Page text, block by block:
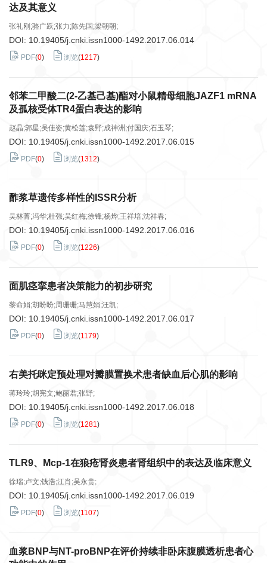
达及其意义
张礼刚;骆广跃;张力;陈先国;梁朝朝;
DOI: 10.19405/j.cnki.issn1000-1492.2017.06.014
PDF(0) 浏览(1217)
邻苯二甲酸二(2-乙基己基)酯对小鼠精母细胞JAZF1 mRNA
及孤核受体TR4蛋白表达的影响
赵晶;郭星;吴佳姿;黄松莲;袁野;成神洲;付国庆;石玉琴;
DOI: 10.19405/j.cnki.issn1000-1492.2017.06.015
PDF(0) 浏览(1312)
酢浆草遗传多样性的ISSR分析
吴林菁;冯华;杜强;吴红梅;徐锋;杨烨;王祥培;沈祥春;
DOI: 10.19405/j.cnki.issn1000-1492.2017.06.016
PDF(0) 浏览(1226)
面肌痉挛患者决策能力的初步研究
黎命娟;胡盼盼;周珊珊;马慧娟;汪凯;
DOI: 10.19405/j.cnki.issn1000-1492.2017.06.017
PDF(0) 浏览(1179)
右美托咪定预处理对瓣膜置换术患者缺血后心肌的影响
蒋玲玲;胡宪文;鲍丽君;张野;
DOI: 10.19405/j.cnki.issn1000-1492.2017.06.018
PDF(0) 浏览(1281)
TLR9、Mcp-1在狼疮肾炎患者肾组织中的表达及临床意义
徐瑞;卢文;钱浩;江肖;吴永贵;
DOI: 10.19405/j.cnki.issn1000-1492.2017.06.019
PDF(0) 浏览(1107)
血浆BNP与NT-proBNP在评价持续非卧床腹膜透析患者心